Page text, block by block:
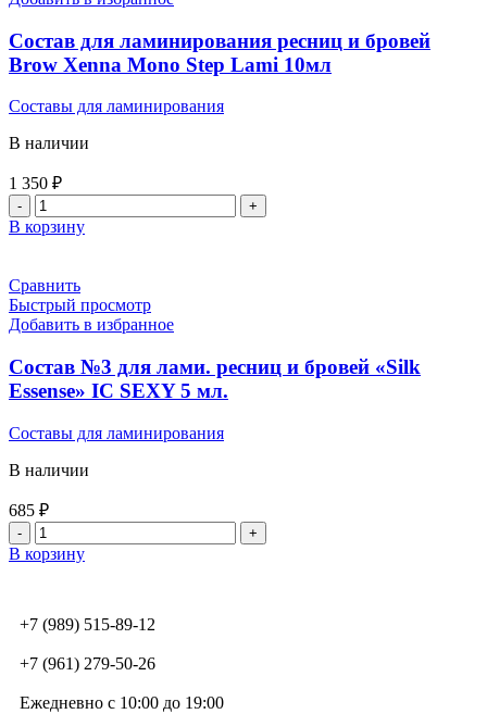
Состав для ламинирования ресниц и бровей
Brow Xenna Mono Step Lami 10мл
Составы для ламинирования
В наличии
1 350 ₽
В корзину
Сравнить
Быстрый просмотр
Добавить в избранное
Состав №3 для лами. ресниц и бровей «Silk
Essense» IC SEXY 5 мл.
Составы для ламинирования
В наличии
685 ₽
В корзину
+7 (989) 515-89-12
+7 (961) 279-50-26
Ежедневно с 10:00 до 19:00